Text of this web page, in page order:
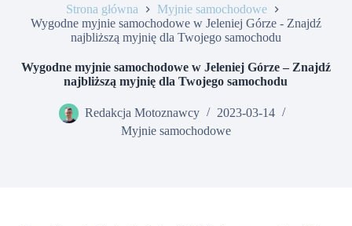
Strona główna
Myjnie samochodowe
Wygodne myjnie samochodowe w Jeleniej Górze - Znajdź
najbliższą myjnię dla Twojego samochodu
Wygodne myjnie samochodowe w Jeleniej Górze – Znajdź
najbliższą myjnię dla Twojego samochodu
Redakcja Motoznawcy
2023-03-14
Myjnie samochodowe